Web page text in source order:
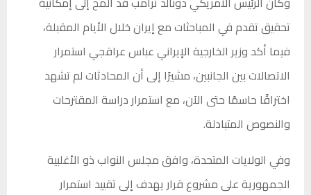
تحقيق تقدم في المباحثات مع إيران خلال الأيام المقبلة،
فيما أكد وزير الخارجية الإيراني عباس عراقجي استمرار
الاتصالات بين الجانبين، مشيرًا إلى أن المحادثات لم تشهد
اختراقًا حاسمًا حتى الآن، مع استمرار دراسة المقترحات
والنصوص المتبادلة.
وفي الولايات المتحدة، وافق مجلس النواب ذو الأغلبية
الجمهورية على مشروع قرار يهدف إلى تقييد استمرار